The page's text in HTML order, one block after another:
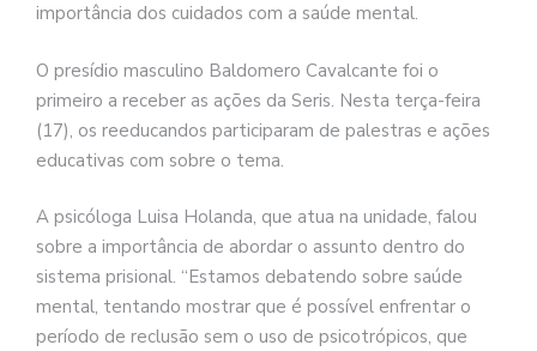
importância dos cuidados com a saúde mental.
O presídio masculino Baldomero Cavalcante foi o
primeiro a receber as ações da Seris. Nesta terça-feira
(17), os reeducandos participaram de palestras e ações
educativas com sobre o tema.
A psicóloga Luisa Holanda, que atua na unidade, falou
sobre a importância de abordar o assunto dentro do
sistema prisional. “Estamos debatendo sobre saúde
mental, tentando mostrar que é possível enfrentar o
período de reclusão sem o uso de psicotrópicos, que